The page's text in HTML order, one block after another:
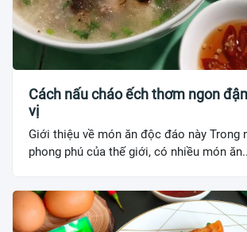
Cách nấu cháo ếch thơm ngon
vị
Giới thiệu về món ăn độc đáo này Trong
phong phú của thế giới, có nhiều món